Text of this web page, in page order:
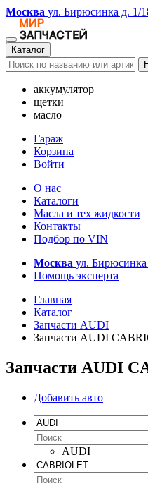
Москва ул. Бирюсинка д. 1/
Каталог
аккумулятор
щетки
масло
Гараж
Корзина
Войти
О нас
Каталоги
Масла и тех жидкости
Контакты
Подбор по VIN
Москва ул. Бирюсинка
Помощь эксперта
Главная
Каталог
Запчасти AUDI
Запчасти AUDI
Запчасти AUDI
Добавить авто
AUDI